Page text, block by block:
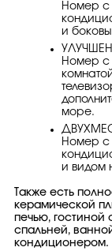
Номер с
и
Номер с
море.
Номер с
и видом
Также есть
керамической
печью, гостиной
спальней,
кондиционером.